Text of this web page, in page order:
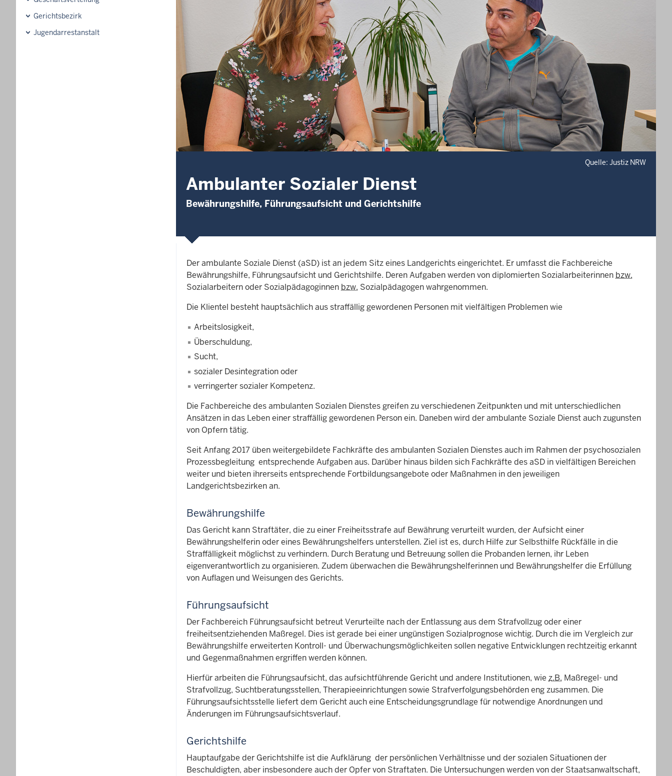
Gerichtsbezirk
Jugendarrestanstalt
Quelle: Justiz NRW
Ambulanter Sozialer Dienst
Bewährungshilfe, Führungsaufsicht und Gerichtshilfe
Der ambulante Soziale Dienst (aSD) ist an jedem Sitz eines Landgerichts eingerichtet. Er umfasst die Fachbereiche
Bewährungshilfe, Führungsaufsicht und Gerichtshilfe. Deren Aufgaben werden von diplomierten Sozialarbeiterinnen bzw.
Sozialarbeitern oder Sozialpädagoginnen bzw. Sozialpädagogen wahrgenommen.
Die Klientel besteht hauptsächlich aus straffällig gewordenen Personen mit vielfältigen Problemen wie
Arbeitslosigkeit,
Überschuldung,
Sucht,
sozialer Desintegration oder
verringerter sozialer Kompetenz.
Die Fachbereiche des ambulanten Sozialen Dienstes greifen zu verschiedenen Zeitpunkten und mit unterschiedlichen
Ansätzen in das Leben einer straffällig gewordenen Person ein. Daneben wird der ambulante Soziale Dienst auch zugunsten
von Opfern tätig.
Seit Anfang 2017 üben weitergebildete Fachkräfte des ambulanten Sozialen Dienstes auch im Rahmen der psychosozialen
Prozessbegleitung entsprechende Aufgaben aus. Darüber hinaus bilden sich Fachkräfte des aSD in vielfältigen Bereichen
weiter und bieten ihrerseits entsprechende Fortbildungsangebote oder Maßnahmen in den jeweiligen
Landgerichtsbezirken an.
Bewährungshilfe
Das Gericht kann Straftäter, die zu einer Freiheitsstrafe auf Bewährung verurteilt wurden, der Aufsicht einer
Bewährungshelferin oder eines Bewährungshelfers unterstellen. Ziel ist es, durch Hilfe zur Selbsthilfe Rückfälle in die
Straffälligkeit möglichst zu verhindern. Durch Beratung und Betreuung sollen die Probanden lernen, ihr Leben
eigenverantwortlich zu organisieren. Zudem überwachen die Bewährungshelferinnen und Bewährungshelfer die Erfüllung
von Auflagen und Weisungen des Gerichts.
Führungsaufsicht
Der Fachbereich Führungsaufsicht betreut Verurteilte nach der Entlassung aus dem Strafvollzug oder einer
freiheitsentziehenden Maßregel. Dies ist gerade bei einer ungünstigen Sozialprognose wichtig. Durch die im Vergleich zur
Bewährungshilfe erweiterten Kontroll- und Überwachungsmöglichkeiten sollen negative Entwicklungen rechtzeitig erkannt
und Gegenmaßnahmen ergriffen werden können.
Hierfür arbeiten die Führungsaufsicht, das aufsichtführende Gericht und andere Institutionen, wie z.B. Maßregel- und
Strafvollzug, Suchtberatungsstellen, Therapieeinrichtungen sowie Strafverfolgungsbehörden eng zusammen. Die
Führungsaufsichtsstelle liefert dem Gericht auch eine Entscheidungsgrundlage für notwendige Anordnungen und
Änderungen im Führungsaufsichtsverlauf.
Gerichtshilfe
Hauptaufgabe der Gerichtshilfe ist die Aufklärung der persönlichen Verhältnisse und der sozialen Situationen der
Beschuldigten, aber insbesondere auch der Opfer von Straftaten. Die Untersuchungen werden von der Staatsanwaltschaft,